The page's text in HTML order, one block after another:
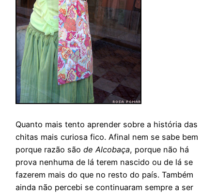
Quanto mais tento aprender sobre a história das
chitas mais curiosa fico. Afinal nem se sabe bem
porque razão são de Alcobaça, porque não há
prova nenhuma de lá terem nascido ou de lá se
fazerem mais do que no resto do país. Também
ainda não percebi se continuaram sempre a ser